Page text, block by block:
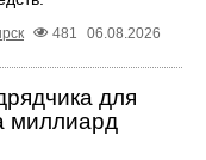
481 06.08.2026
для
миллиард